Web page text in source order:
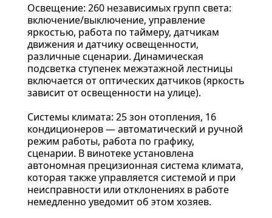
Освещение: 260 независимых групп света:
включение/выключение, управление
яркостью, работа по таймеру, датчикам
движения и датчику освещенности,
различные сценарии. Динамическая
подсветка ступенек межэтажной лестницы
включается от оптических датчиков (яркость
зависит от освещенности на улице).
Системы климата: 25 зон отопления, 16
кондиционеров — автоматический и ручной
режим работы, работа по графику,
сценарии. В винотеке установлена
автономная прецизионная система климата,
которая также управляется системой и при
неисправности или отклонениях в работе
немедленно уведомит об этом хозяев.